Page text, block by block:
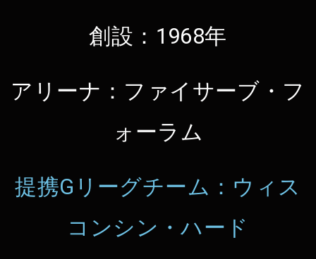
創設：1968年
アリーナ：ファイサーブ・フ
ォーラム
提携Gリーグチーム：ウィス
コンシン・ハード